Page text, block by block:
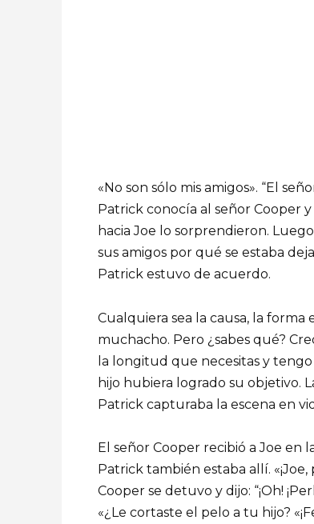
«No son sólo mis amigos». “El
Patrick conocía al señor Cooper
hacia Joe lo sorprendieron.
sus amigos por qué se estaba
Patrick estuvo de acuerdo.
Cualquiera sea la causa, la
muchacho. Pero ¿sabes qué?
la longitud que necesitas y
hijo hubiera logrado su objetivo.
Patrick capturaba la escena en
El señor Cooper recibió a Joe
Patrick también estaba allí. «¡Joe,
Cooper se detuvo y dijo: “¡Oh!
«¿Le cortaste el pelo a tu hijo?